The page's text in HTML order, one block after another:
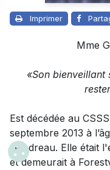
Imprimer
Mme
«Son bienveillant
Est décédée au
septembre 2013 à
Gendreau. Elle était
et demeurait à